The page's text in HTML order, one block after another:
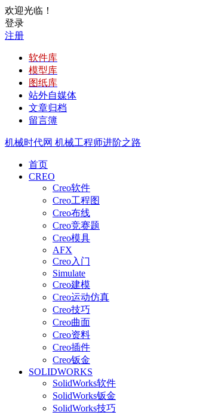
欢迎光临！
登录
注册
软件库
模型库
图纸库
站外自媒体
文章归档
留言簿
机械时代网 机械工程师进阶之路
首页
CREO
Creo软件
Creo工程图
Creo布线
Creo竞赛题
Creo模具
AFX
Creo入门
Simulate
Creo建模
Creo运动仿真
Creo技巧
Creo曲面
Creo资料
Creo插件
Creo钣金
SOLIDWORKS
SolidWorks软件
SolidWorks钣金
SolidWorks技巧